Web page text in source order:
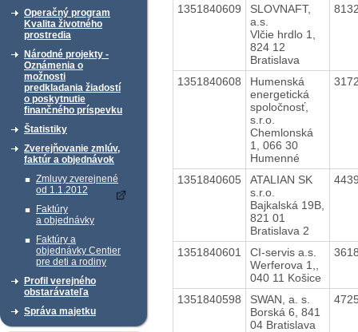
Operačný program
Kvalita životného
prostredia
Národné projekty -
Oznámenia o
možnosti
predkladania žiadostí
o poskytnutie
finančného príspevku
Štatistiky
Zverejňovanie zmlúv,
faktúr a objednávok
Zmluvy zverejnené
od 1.1.2012
Faktúry
a objednávky
Faktúry a
objednávky Centier
pre deti a rodiny
Profil verejného
obstarávateľa
Správa majetku
1351840609
SLOVNAFT,
a.s.
Vlčie hrdlo 1,
824 12
Bratislava
1351840608
Humenská
energetická
spoločnosť,
s.r.o.
Chemlonská
1, 066 30
Humenné
1351840605
ATALIAN SK
s.r.o.
Bajkalská 19B,
821 01
Bratislava 2
1351840601
CI-servis a.s.
Werferova 1,,
040 11 Košice
1351840598
SWAN, a. s.
Borská 6, 841
04 Bratislava